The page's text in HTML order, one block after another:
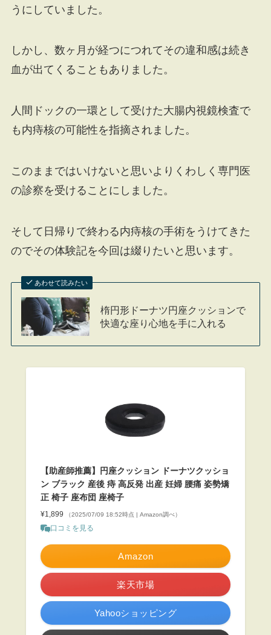
うにしていました。
しかし、数ヶ月が経つにつれてその違和感は続き
血が出てくることもありました。
人間ドックの一環として受けた大腸内視鏡検査で
も内痔核の可能性を指摘されました。
このままではいけないと思いよりくわしく専門医
の診察を受けることにしました。
そして日帰りで終わる内痔核の手術をうけてきた
のでその体験記を今回は綴りたいと思います。
あわせて読みたい
楕円形ドーナツ円座クッションで
快適な座り心地を手に入れる
【助産師推薦】円座クッション ドーナツクッショ
ン ブラック 産後 痔 高反発 出産 妊婦 腰痛 姿勢矯
正 椅子 座布団 座椅子
¥1,899 （2025/07/09 18:52時点 | Amazon調べ）
口コミを見る
Amazon
楽天市場
Yahooショッピング